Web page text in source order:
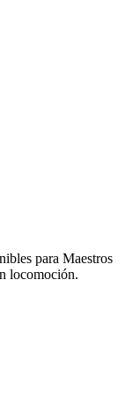
para Maestros
locomoción.